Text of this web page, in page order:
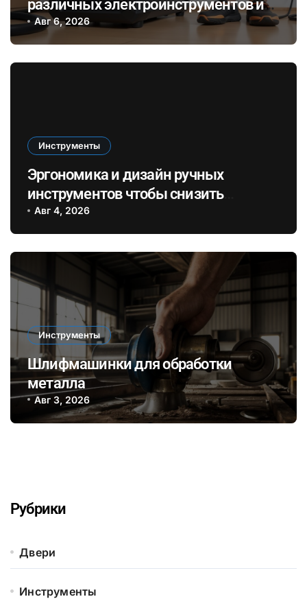
различных электроинструментов и
его влияние на здоровье при ремонте
в закрытых помещениях
Авг 6, 2026
Инструменты
Эргономика и дизайн ручных
инструментов чтобы снизить
усталость и повысить
эффективность при длительных
ремонтах
Авг 4, 2026
Инструменты
Шлифмашинки для обработки
металла
Авг 3, 2026
Рубрики
Двери
Инструменты